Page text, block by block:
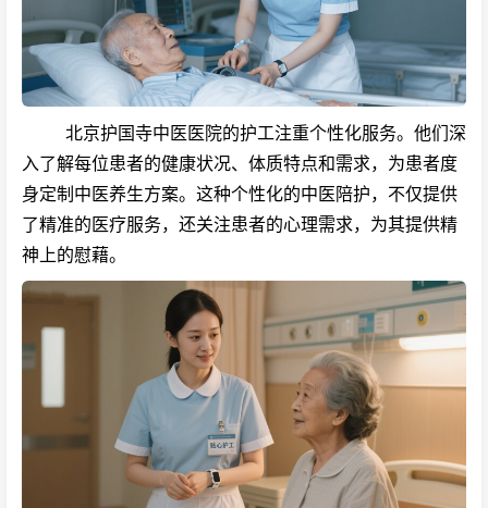
北京护国寺中医医院的护工注重个性化服务。他们深
入了解每位患者的健康状况、体质特点和需求，为患者度
身定制中医养生方案。这种个性化的中医陪护，不仅提供
了精准的医疗服务，还关注患者的心理需求，为其提供精
神上的慰藉。